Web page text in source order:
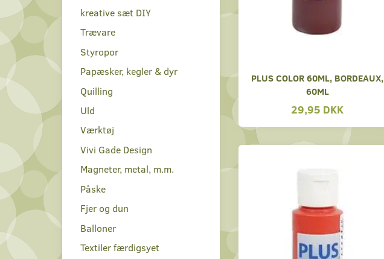
kreative sæt DIY
Trævare
Styropor
Papæsker, kegler & dyr
Quilling
Uld
Værktøj
Vivi Gade Design
Magneter, metal, m.m.
Påske
Fjer og dun
Balloner
Textiler færdigsyet
PLUS COLOR 60ML, BORDEAUX,
60ML
29,95 DKK